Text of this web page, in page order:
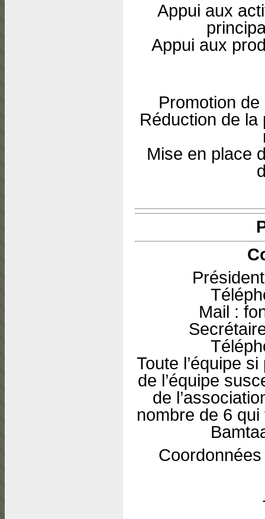
Appui aux
Appui aux
Promotion
Réduction de
Mise en place
Mail :
Toute l’équipe
de l’équipe
de
nombre de 6